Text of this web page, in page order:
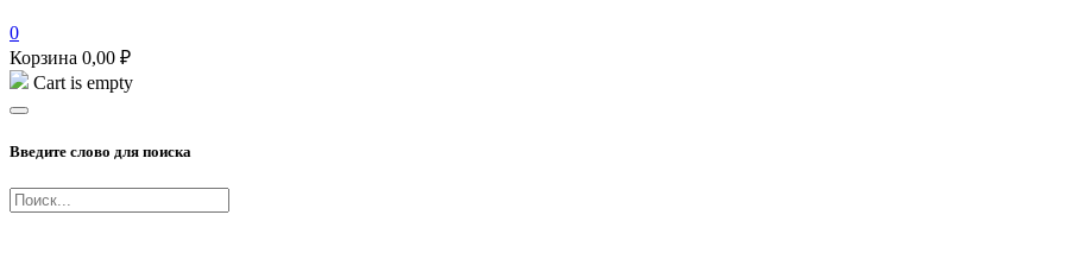
0
Корзина 0,00 ₽
Cart is empty
Введите слово для поиска